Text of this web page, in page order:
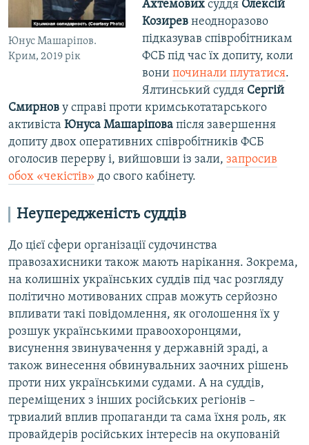
Юнус Машаріпов.
Крим, 2019 рік
Ахтемовихсуддя Олексій
Козиревнеодноразово
підказував співробітникам
ФСБ під час їх допиту, коли
вони починали плутатися.
Ялтинський суддя Сергій
Смирнов у справі проти кримськотатарського
активіста Юнуса Машаріпова після завершення
допиту двох оперативних співробітників ФСБ
оголосив перерву і, вийшовши із зали, запросив
обох «чекістів» до свого кабінету.
Неупередженість суддів
До цієї сфери організації судочинства
правозахисники також мають нарікання. Зокрема,
на колишніх українських суддів під час розгляду
політично мотивованих справ можуть серйозно
впливати такі повідомлення, як оголошення їх у
розшук українськими правоохоронцями,
висунення звинувачення у державній зраді, а
також винесення обвинувальних заочних рішень
проти них українськими судами. А на суддів,
переміщених з інших російських регіонів –
трвиалий вплив пропаганди та сама їхня роль, як
провайдерів російських інтересів на окупованій